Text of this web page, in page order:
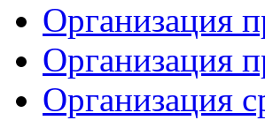
Организация
Организация
Организация